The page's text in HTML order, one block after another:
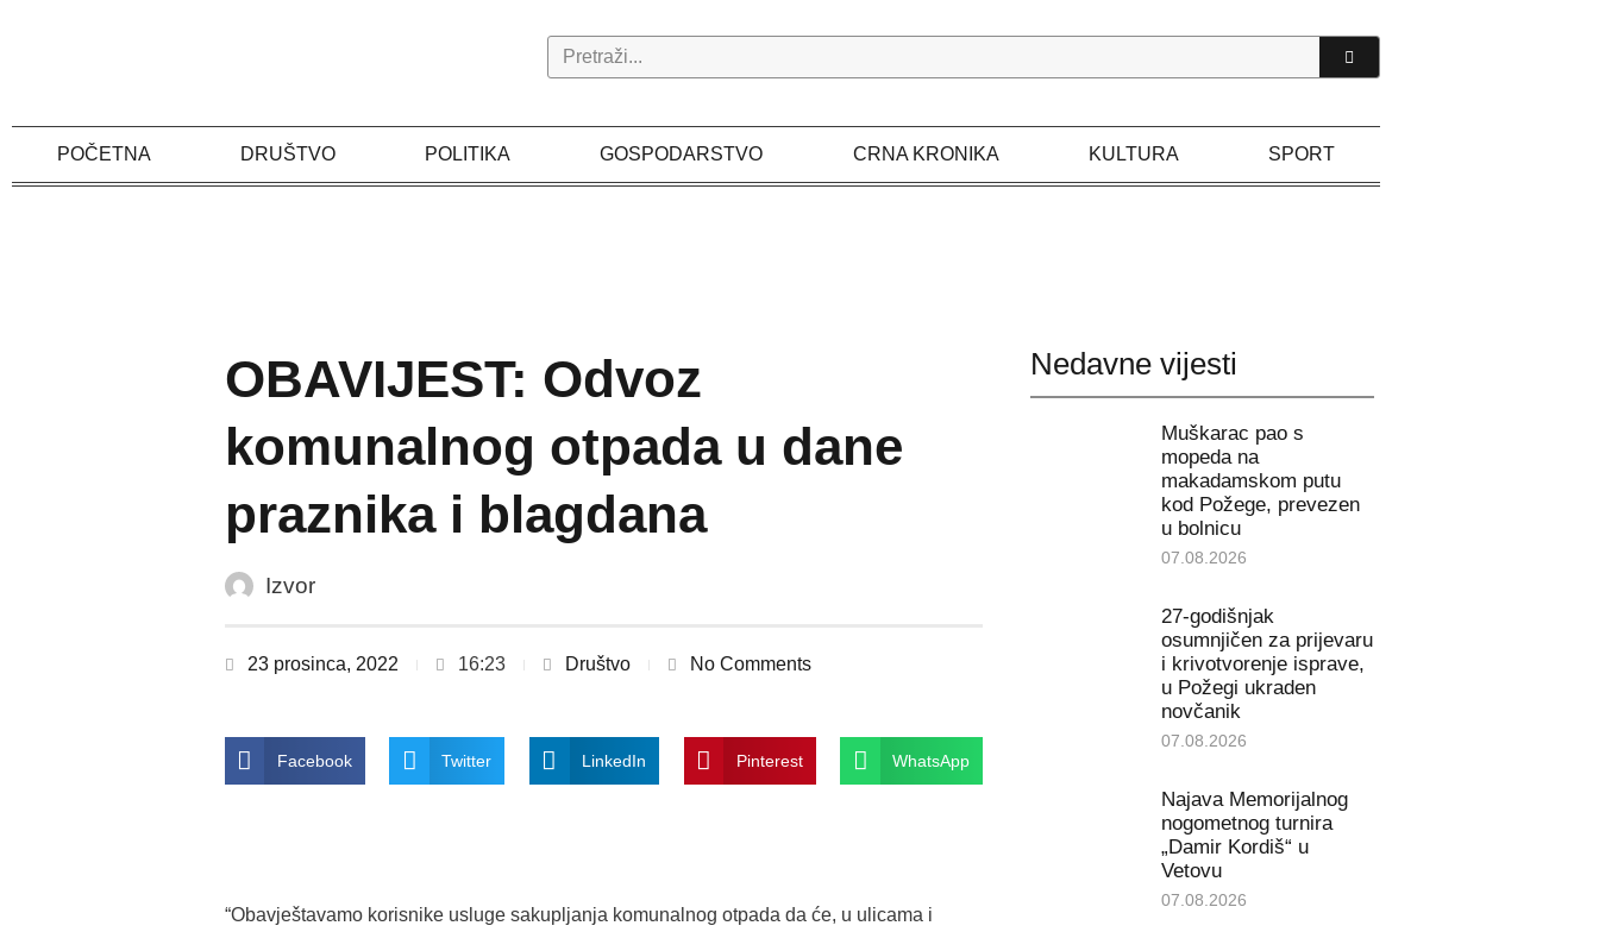
Search
POČETNA DRUŠTVO POLITIKA GOSPODARSTVO CRNA KRONIKA KULTURA SPORT
OBAVIJEST: Odvoz
komunalnog otpada u dane
praznika i blagdana
Izvor
23 prosinca, 2022 16:23 Društvo No Comments
Facebook Twitter LinkedIn Pinterest WhatsApp
“Obavještavamo korisnike usluge sakupljanja komunalnog otpada da će, u ulicama i
Nedavne vijesti
Muškarac pao s
mopeda na
makadamskom putu
kod Požege, prevezen
u bolnicu
07.08.2026
27-godišnjak
osumnjičen za prijevaru
i krivotvorenje isprave,
u Požegi ukraden
novčanik
07.08.2026
Najava Memorijalnog
nogometnog turnira
„Damir Kordiš“ u
Vetovu
07.08.2026